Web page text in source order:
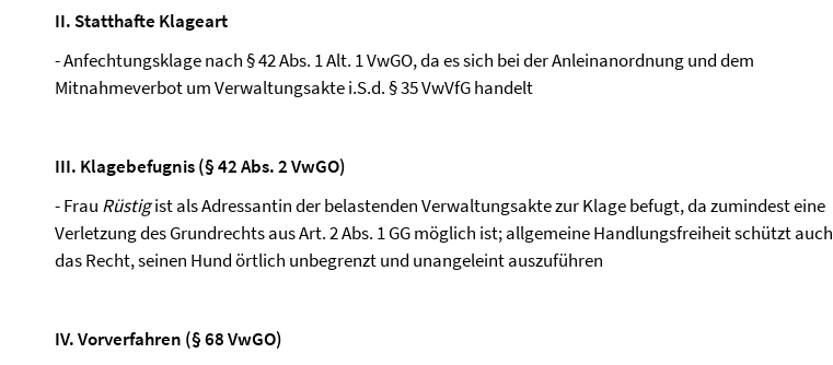
II. Statthafte Klageart
- Anfechtungsklage nach § 42 Abs. 1 Alt. 1 VwGO, da es sich bei der Anleinanordnung und dem
Mitnahmeverbot um Verwaltungsakte i.S.d. § 35 VwVfG handelt
III. Klagebefugnis (§ 42 Abs. 2 VwGO)
- Frau Rüstigist als Adressantin der belastenden Verwaltungsakte zur Klage befugt, da zumindest eine
Verletzung des Grundrechts aus Art. 2 Abs. 1 GG möglich ist; allgemeine Handlungsfreiheit schützt auch
das Recht, seinen Hund örtlich unbegrenzt und unangeleint auszuführen
IV. Vorverfahren (§ 68 VwGO)